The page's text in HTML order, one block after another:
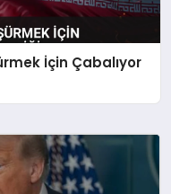
İçin Çabalıyor